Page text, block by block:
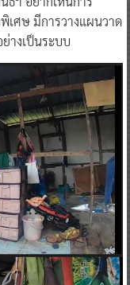
เศษ มีการวางแผนวาด
างเป็นระบบ